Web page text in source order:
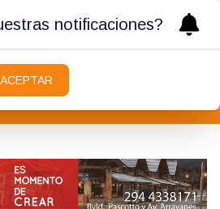
notificaciones?
ACEPTAR